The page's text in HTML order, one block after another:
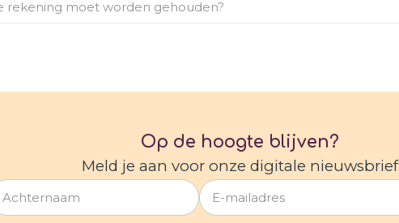
Op de hoogte blijven?
Meld je aan voor onze digitale nieuwsbrief